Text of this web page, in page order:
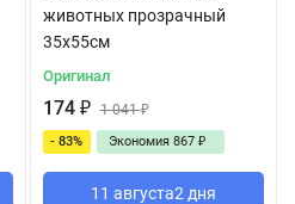
животных прозрачный
35x55см
Оригинал
174 ₽ 1 041₽
- 83% Экономия 867 ₽
11 августа2 дня